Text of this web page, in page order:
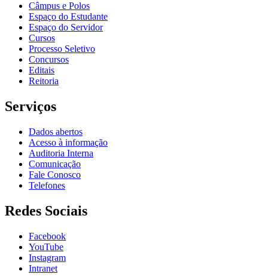
Câmpus e Polos
Espaço do Estudante
Espaço do Servidor
Cursos
Processo Seletivo
Concursos
Editais
Reitoria
Serviços
Dados abertos
Acesso à informação
Auditoria Interna
Comunicação
Fale Conosco
Telefones
Redes Sociais
Facebook
YouTube
Instagram
Intranet